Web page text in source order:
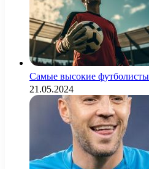
Самые высокие
21.05.2024